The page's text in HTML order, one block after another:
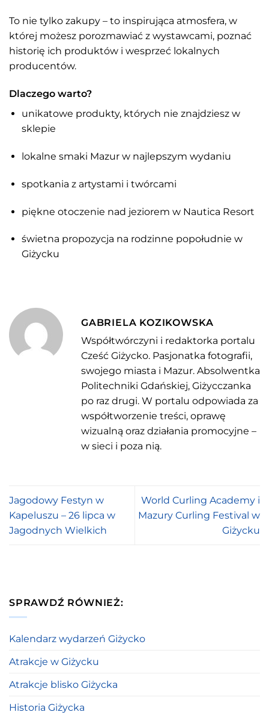
To nie tylko zakupy – to inspirująca atmosfera, w
której możesz porozmawiać z wystawcami, poznać
historię ich produktów i wesprzeć lokalnych
producentów.
Dlaczego warto?
unikatowe produkty, których nie znajdziesz w
sklepie
lokalne smaki Mazur w najlepszym wydaniu
spotkania z artystami i twórcami
piękne otoczenie nad jeziorem w Nautica Resort
świetna propozycja na rodzinne popołudnie w
Giżycku
GABRIELA KOZIKOWSKA
Współtwórczyni i redaktorka portalu
Cześć Giżycko. Pasjonatka fotografii,
swojego miasta i Mazur. Absolwentka
Politechniki Gdańskiej, Giżycczanka
po raz drugi. W portalu odpowiada za
współtworzenie treści, oprawę
wizualną oraz działania promocyjne –
w sieci i poza nią.
Jagodowy Festyn w
Kapeluszu – 26 lipca w
Jagodnych Wielkich
World Curling Academy i
Mazury Curling Festival w
Giżycku
SPRAWDŹ RÓWNIEŻ:
Kalendarz wydarzeń Giżycko
Atrakcje w Giżycku
Atrakcje blisko Giżycka
Historia Giżycka